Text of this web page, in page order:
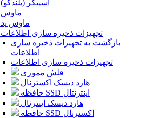
اسپیکر (بلندگو)
ماوس
ماوس پد
تجهیزات ذخیره سازی اطلاعات
بازگشت به تجهیزات ذخیره سازی
اطلاعات
تجهیزات ذخیره سازی اطلاعات
فلش مموری
هارد دیسک اکسترنال
حافظه SSD اینترنتال
هارد دیسک اینترنال
حافظه SSD اکسترنال